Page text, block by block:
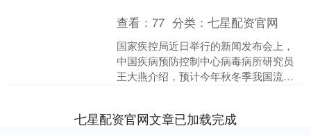
查看：77 分类：七星配资官网
国家疾控局近日举行的新闻发布会上，
中国疾病预防控制中心病毒病所研究员
王大燕介绍，预计今年秋冬季我国流感
七星配资官网文章已加载完成